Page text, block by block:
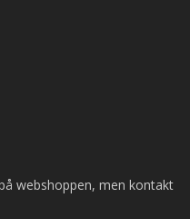
webshoppen, men kontakt